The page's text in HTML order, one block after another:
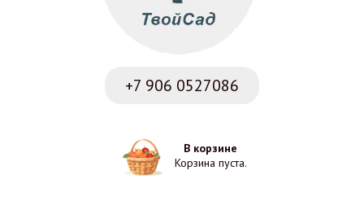
+7 906 0527086
В корзине
Корзина пуста.